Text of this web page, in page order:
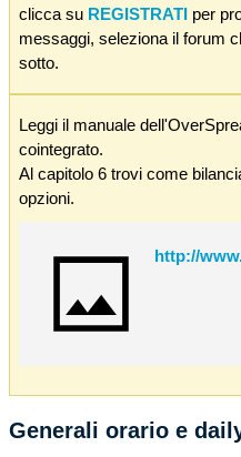
clicca su REGISTRATI per
messaggi, seleziona il forum
sotto.
Leggi il manuale
cointegrato.
Al capitolo 6 trovi come
opzioni.
Generali orario e